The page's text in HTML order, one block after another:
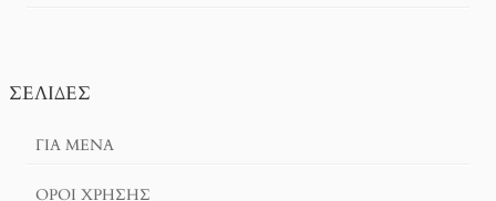
ΣΕΛΊΔΕΣ
ΓΙΑ ΜΕΝΑ
ΌΡΟΙ ΧΡΗΣΗΣ